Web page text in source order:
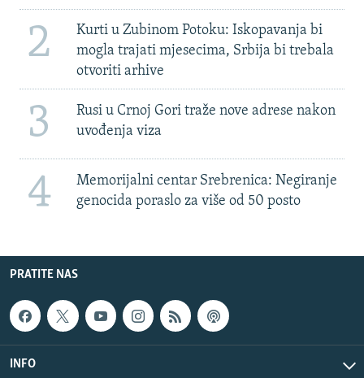
2
Kurti u Zubinom Potoku: Iskopavanja bi
mogla trajati mjesecima, Srbija bi trebala
otvoriti arhive
3
Rusi u Crnoj Gori traže nove adrese nakon
uvođenja viza
4
Memorijalni centar Srebrenica: Negiranje
genocida poraslo za više od 50 posto
PRATITE NAS
INFO